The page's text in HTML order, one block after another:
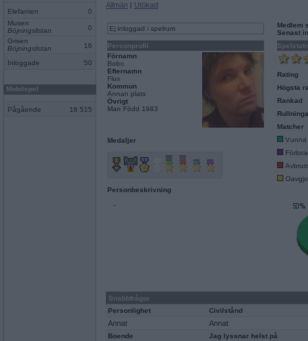
Elefanten
0
Musen
Böjningslistan
0
Grisen
Böjningslistan
16
Inloggade 50
Mobilspel
Pågående 18 515
Allmän | Utökad
Ej inloggad i spelrum
Personprofil
Förnamn
Bobo
Efternamn
Flux
Kommun
Annan plats
Övrigt
Man Född 1983
Medaljer
Personbeskrivning
-
Medlem
Senast
Rating
Högsta
Rankad
Matcher
Vunna
Snabbfrågor
Personlighet
Civilstånd
Annat Annat
Boende Jag lyssnar helst på